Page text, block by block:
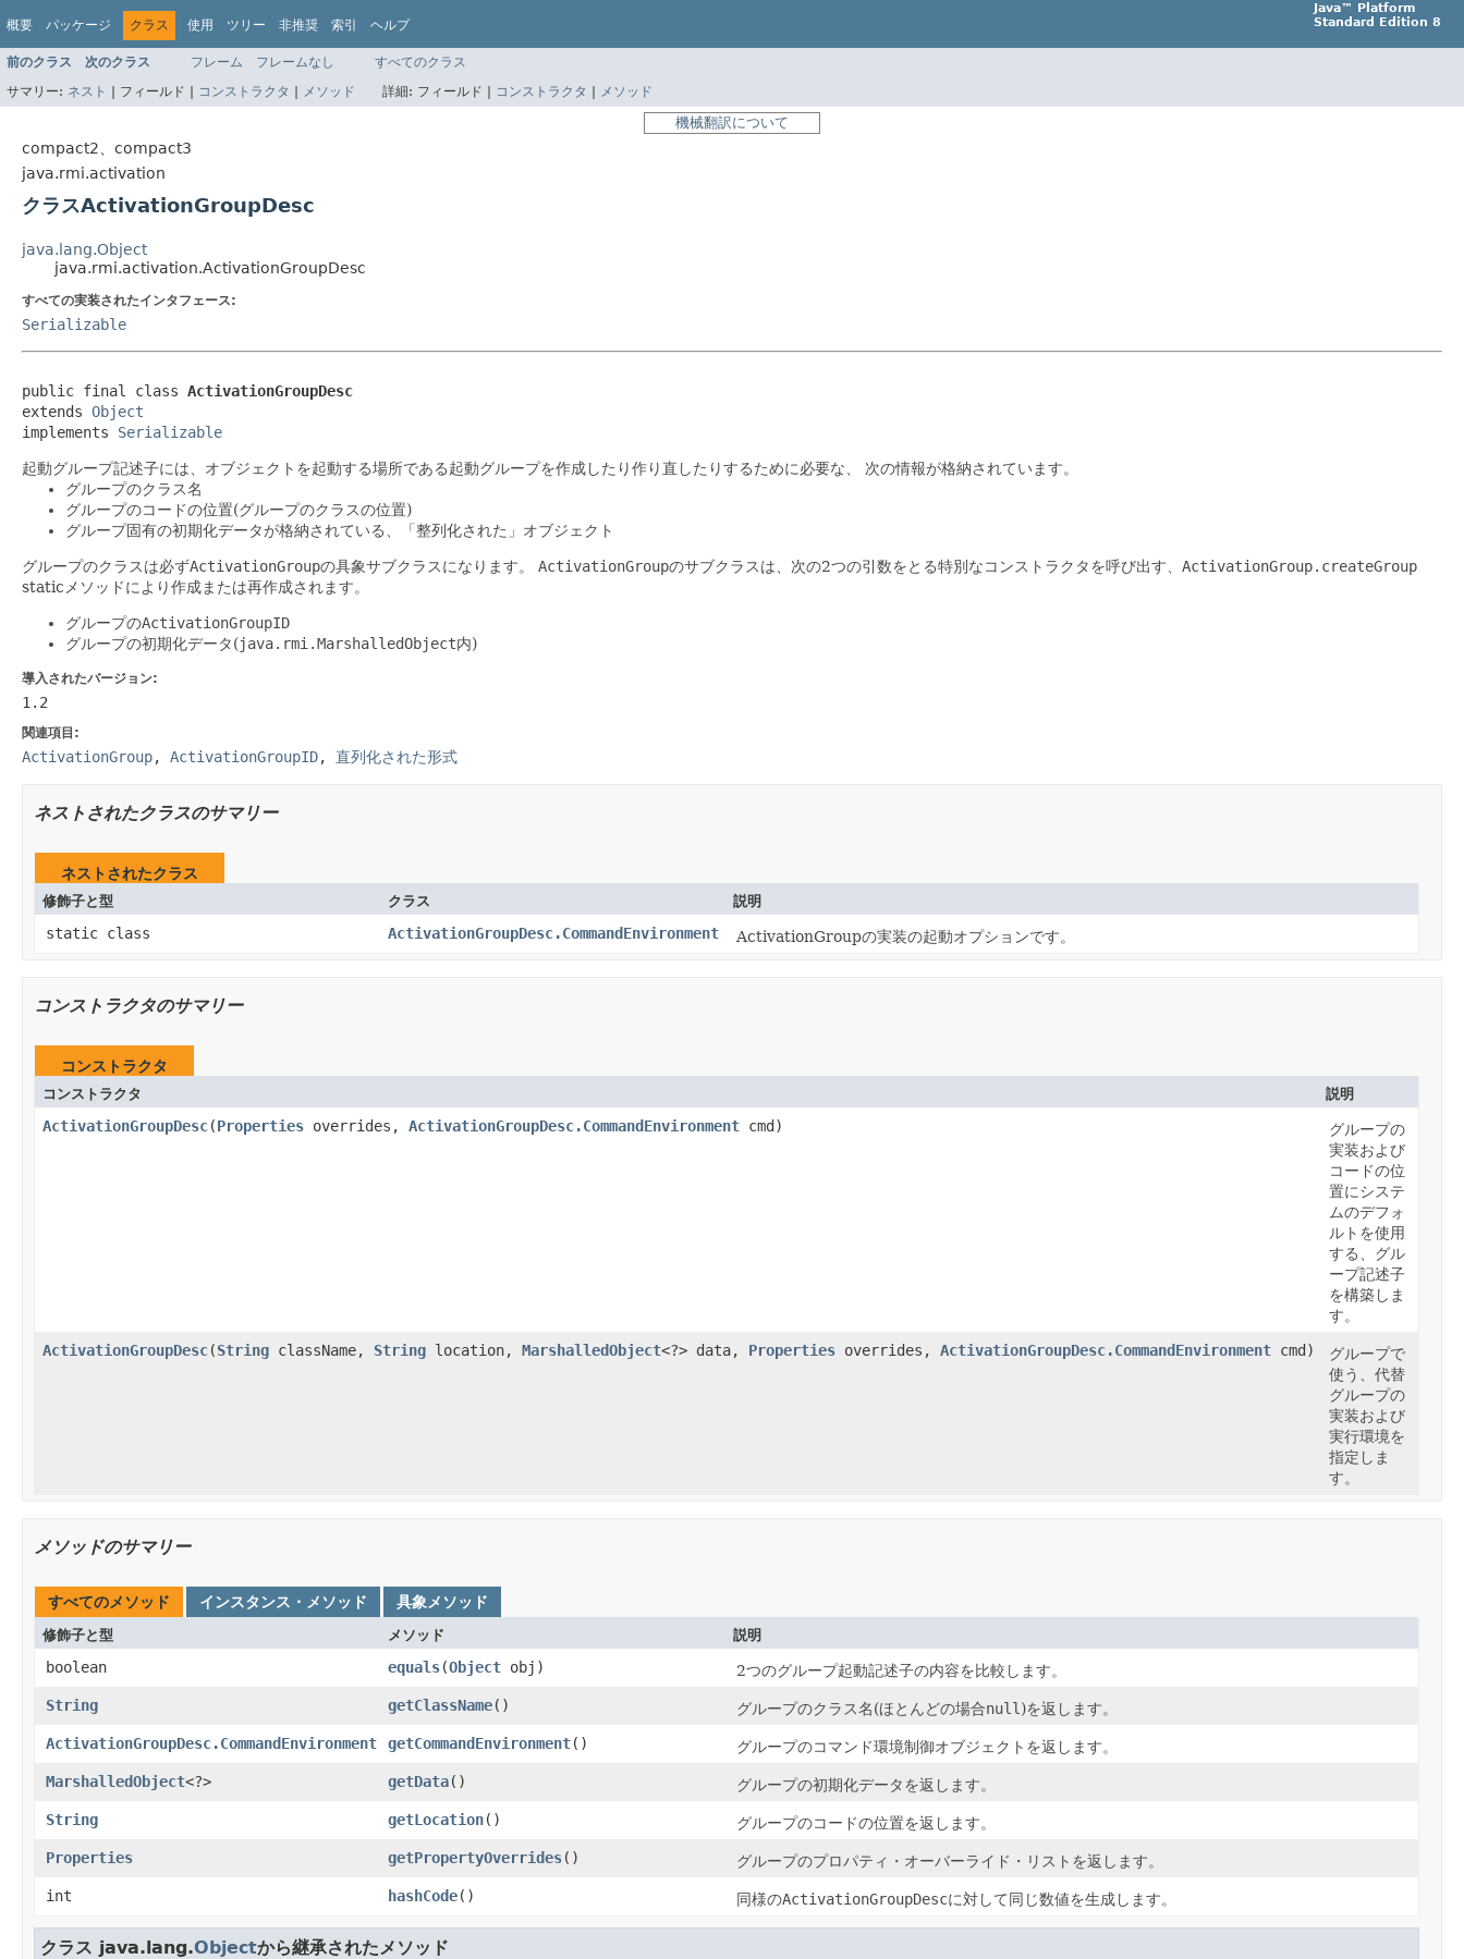
概要 パッケージ クラス 使用 ツリー 非推奨 索引 ヘルプ
Java™ Platform
Standard Edition 8
前のクラス 次のクラス フレーム フレームなし
すべてのクラス
サマリー: ネスト | フィールド | コンストラクタ | メソッド 詳細: フィールド | コンストラクタ | メソッド
機械翻訳について
compact2、compact3
java.rmi.activation
クラスActivationGroupDesc
java.lang.Object
java.rmi.activation.ActivationGroupDesc
すべての実装されたインタフェース:
Serializable
public final class ActivationGroupDesc
extends Object
implements Serializable
起動グループ記述子には、オブジェクトを起動する場所である起動グループを作成したり作り直したりするために必要な、
次の情報が格納されています。
グループのクラス名
グループのコードの位置(グループのクラスの位置)
グループ固有の初期化データが格納されている、「整列化された」オブジェクト
グループのクラスは必ずActivationGroupの具象サブクラスになります。 ActivationGroupのサブクラスは、次の2つの引数をとる特別なコンストラクタを呼び出す、 ActivationGroup.createGroup
staticメソッドにより作成または再作成されます。
グループのActivationGroupID
グループの初期化データ(java.rmi.MarshalledObject内)
導入されたバージョン:
1.2
関連項目:
ActivationGroup, ActivationGroupID, 直列化された形式
ネストされたクラスのサマリー
ネストされたクラス
修飾子と型 クラス 説明
static class ActivationGroupDesc.CommandEnvironment ActivationGroupの実装の起動オプションです。
コンストラクタのサマリー
コンストラクタ
コンストラクタ 説明
ActivationGroupDesc(Properties overrides, ActivationGroupDesc.CommandEnvironment cmd)
グループの
実装および
コードの位
置にシステ
ムのデフォ
ルトを使用
する、グル
ープ記述子
を構築しま
す。
ActivationGroupDesc(String className, String location, MarshalledObject<?> data, Properties overrides, ActivationGroupDesc.CommandEnvironment cmd)
グループで
使う、代替
グループの
実装および
実行環境を
指定しま
す。
メソッドのサマリー
すべてのメソッド インスタンス・メソッド 具象メソッド
修飾子と型 メソッド 説明
boolean equals(Object obj)
2つのグループ起動記述子の内容を比較します。
String
getClassName() グループのクラス名(ほとんどの場合null )を返します。
ActivationGroupDesc.CommandEnvironment
getCommandEnvironment()
グループのコマンド環境制御オブジェクトを返します。
MarshalledObject<?> getData()
グループの初期化データを返します。
String
getLocation()
グループのコードの位置を返します。
Properties
getPropertyOverrides()
グループのプロパティ・オーバーライド・リストを返します。
int
hashCode() 同様のActivationGroupDescに対して同じ数値を生成します。
クラス java.lang.Objectから継承されたメソッド